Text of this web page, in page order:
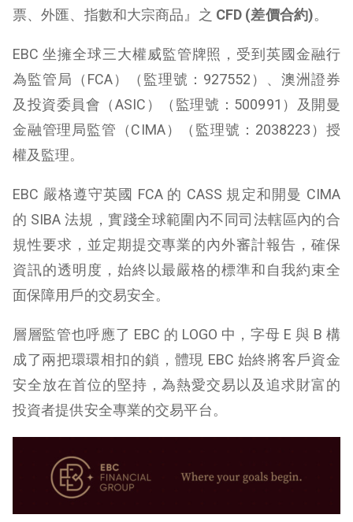
票、外匯、指數和大宗商品』之 CFD (差價合約)。
EBC 坐擁全球三大權威監管牌照，受到英國金融行
為監管局（FCA）（監理號：927552）、澳洲證券
及投資委員會（ASIC）（監理號：500991）及開曼
金融管理局監管（CIMA）（監理號：2038223）授
權及監理。
EBC 嚴格遵守英國 FCA 的 CASS 規定和開曼 CIMA
的 SIBA 法規，實踐全球範圍內不同司法轄區內的合
規性要求，並定期提交專業的內外審計報告，確保
資訊的透明度，始終以最嚴格的標準和自我約束全
面保障用戶的交易安全。
層層監管也呼應了 EBC 的 LOGO 中，字母 E 與 B 構
成了兩把環環相扣的鎖，體現 EBC 始終將客戶資金
安全放在首位的堅持，為熱愛交易以及追求財富的
投資者提供安全專業的交易平台。